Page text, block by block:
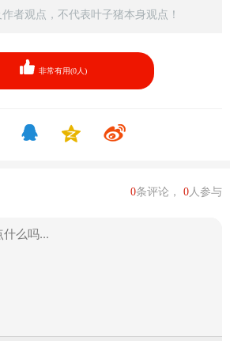
者观点，不代表叶子猪本身观点！
非常有用(0人)
0条评论， 0 人参与